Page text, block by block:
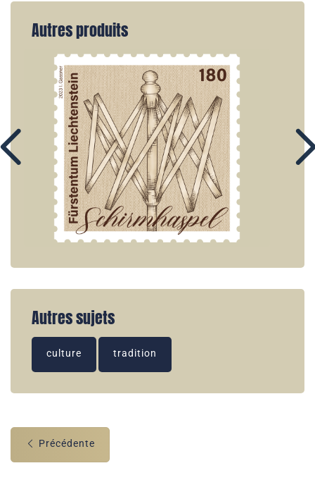
Autres produits
Autres sujets
culture tradition
Précédente